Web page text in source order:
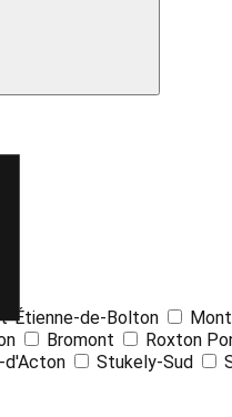
Étienne-de-Bolton
Bromont Roxton
d'Acton Stukely-Sud